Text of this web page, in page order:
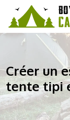
Créer un
tente tipi